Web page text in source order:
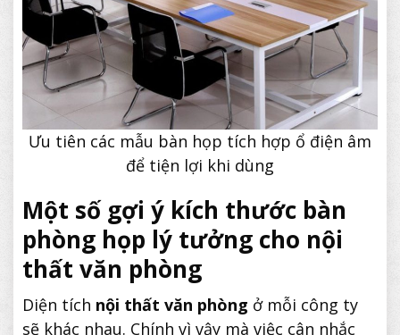
Ưu tiên các mẫu bàn họp tích hợp ổ điện âm
để tiện lợi khi dùng
Một số gợi ý kích thước bàn
phòng họp lý tưởng cho nội
thất văn phòng
Diện tích nội thất văn phòng ở mỗi công ty
sẽ khác nhau. Chính vì vậy mà việc cân nhắc